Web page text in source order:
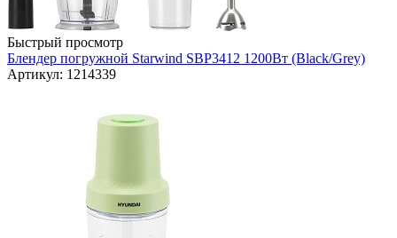
Быстрый просмотр
Блендер погружной Starwind SBP3412 1200Вт (Black/Grey)
Артикул: 1214339